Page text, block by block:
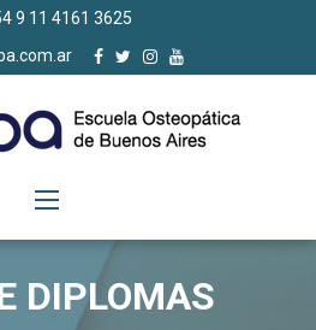
9 11 4161 3625
DIPLOMAS